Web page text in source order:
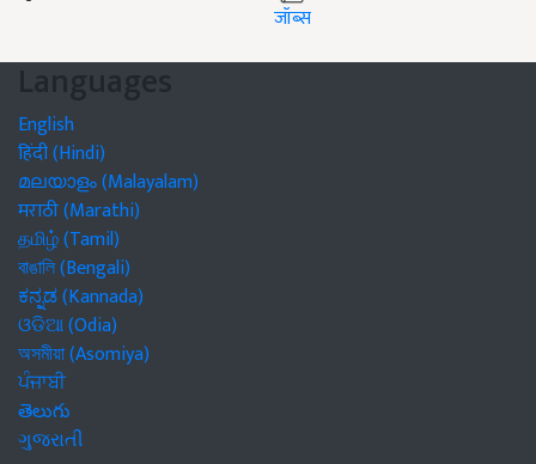
जॉब्स
Languages
English
हिंदी (Hindi)
മലയാളം (Malayalam)
मराठी (Marathi)
தமிழ் (Tamil)
বাঙালি (Bengali)
ಕನ್ನಡ (Kannada)
ଓଡିଆ (Odia)
অসমীয়া (Asomiya)
ਪੰਜਾਬੀ
తెలుగు
ગુજરાતી